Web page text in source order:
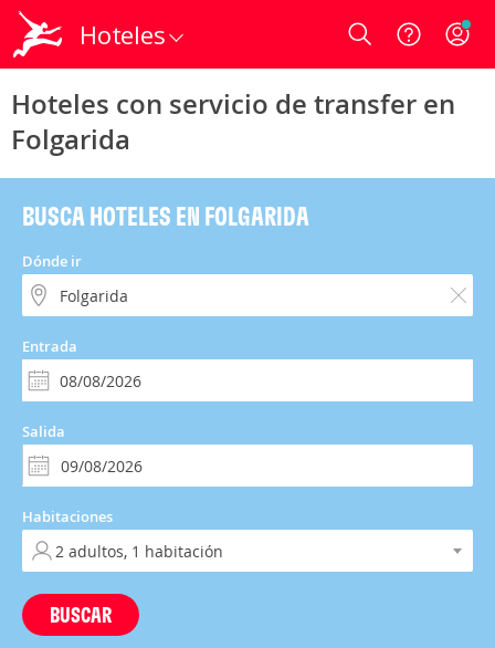
Hoteles Login
Hoteles con servicio de transfer en
Folgarida
BUSCA HOTELES EN FOLGARIDA
Dónde ir
Entrada
Salida
Habitaciones
BUSCAR